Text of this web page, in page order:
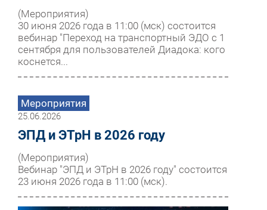
(Мероприятия)
30 июня 2026 года в 11:00 (мск) состоится
вебинар "Переход на транспортный ЭДО с 1
сентября для пользователей Диадока: кого
коснется...
Мероприятия
25.06.2026
ЭПД и ЭТрН в 2026 году
(Мероприятия)
Вебинар "ЭПД и ЭТрН в 2026 году" состоится
23 июня 2026 года в 11:00 (мск).